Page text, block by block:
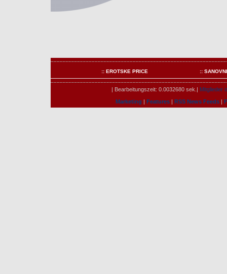
:: EROTSKE PRICE ::
| Bearbeitungszeit: 0.0032680 sek.| Mitglieder
Marketing | Features| RSS News Feeds|